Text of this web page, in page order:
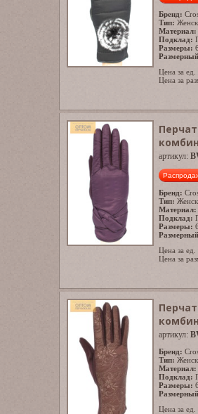
Бренд:
Тип:
Материал:
Подклад:
Размеры:
Цена за
Цена за
артикул:
Бренд:
Тип:
Материал:
Подклад:
Размеры:
Цена за
Цена за
артикул:
Бренд:
Тип:
Материал:
Подклад:
Размеры:
Цена за